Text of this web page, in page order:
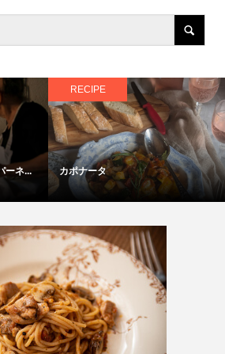
ーネ...
RECIPE
カポナータ